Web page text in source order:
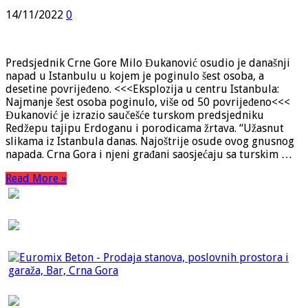
14/11/2022 0
Predsjednik Crne Gore Milo Đukanović osudio je današnji
napad u Istanbulu u kojem je poginulo šest osoba, a
desetine povrijeđeno. <<<Eksplozija u centru Istanbula:
Najmanje šest osoba poginulo, više od 50 povrijeđeno<<<
Đukanović je izrazio saučešće turskom predsjedniku
Redžepu tajipu Erdoganu i porodicama žrtava. “Užasnut
slikama iz Istanbula danas. Najoštrije osude ovog gnusnog
napada. Crna Gora i njeni građani saosjećaju sa turskim …
Read More »